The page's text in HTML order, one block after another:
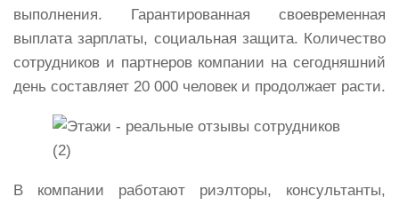
выполнения. Гарантированная своевременная
выплата зарплаты, социальная защита. Количество
сотрудников и партнеров компании на сегодняшний
день составляет 20 000 человек и продолжает расти.
В компании работают риэлторы, консультанты,